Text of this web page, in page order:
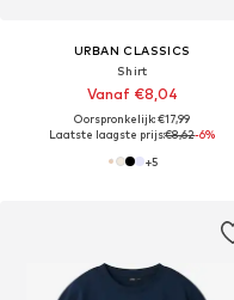
URBAN CLASSICS
Shirt
Vanaf €8,04
Oorspronkelijk: €17,99
Laatste laagste prijs:€8,62-6%
+5